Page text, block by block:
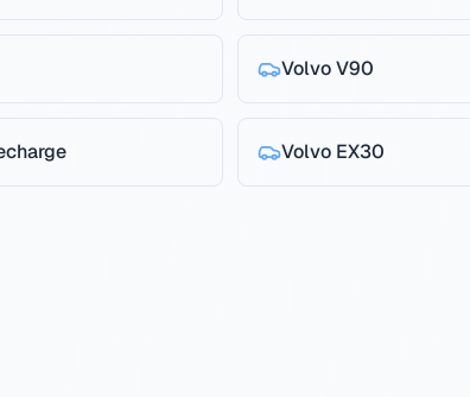
Volvo V90
Volvo EX30